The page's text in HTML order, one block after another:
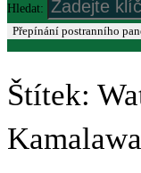
Hledat:
Přepínání postranního
Štítek: